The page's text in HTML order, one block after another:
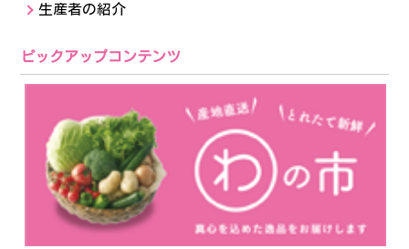
生産者の紹介
ピックアップコンテンツ